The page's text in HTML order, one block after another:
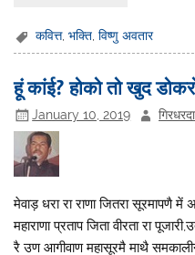
कवित्त,भक्ति ,विष्णु अवतार
हूं कांई? होको तो खुद
January 10, 2019
मेवाड़ धरा रा राणा जितरा सूरमापणै
महाराणा प्रताप जिता वीरता रा
रै उण आगीवाण महासूरमै माथै